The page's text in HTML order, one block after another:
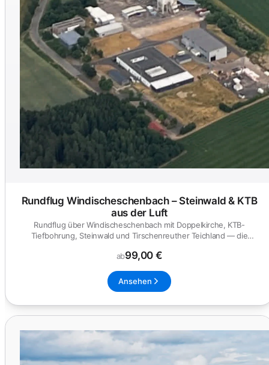
Rundflug Windischeschenbach – Steinwald & KTB
aus der Luft
Rundflug über Windischeschenbach mit Doppelkirche, KTB-
Tiefbohrung, Steinwald und Tirschenreuther Teichland — die
ab99,00 €
Ansehen